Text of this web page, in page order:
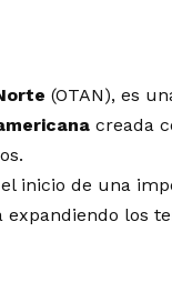
(OTAN), es
creada
inicio de una
expandiendo los